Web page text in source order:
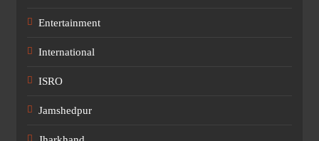
Entertainment
International
ISRO
Jamshedpur